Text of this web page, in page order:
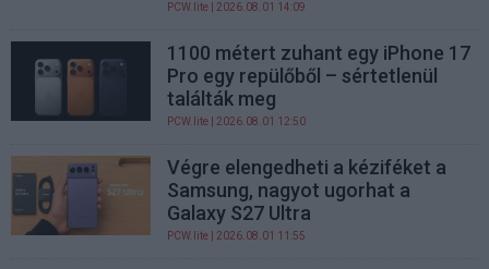
PCW.lite | 2026.08.01 14:09
1100 métert zuhant egy iPhone 17
Pro egy repülőből – sértetlenül
találták meg
PCW.lite | 2026.08.01 12:50
Végre elengedheti a kéziféket a
Samsung, nagyot ugorhat a
Galaxy S27 Ultra
PCW.lite | 2026.08.01 11:55